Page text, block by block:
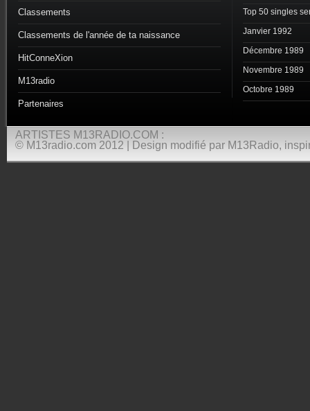
Classements
Classements de l'année de ta naissance
HitConneXion
M13radio
Partenaires
Top 50 singles
Janvier 1992
Décembre 1989
Novembre 1989
Octobre 1989
ARTISTES M13RADIO.COM :
© M13radio.com 2012 | Design modifié par M13Radio,